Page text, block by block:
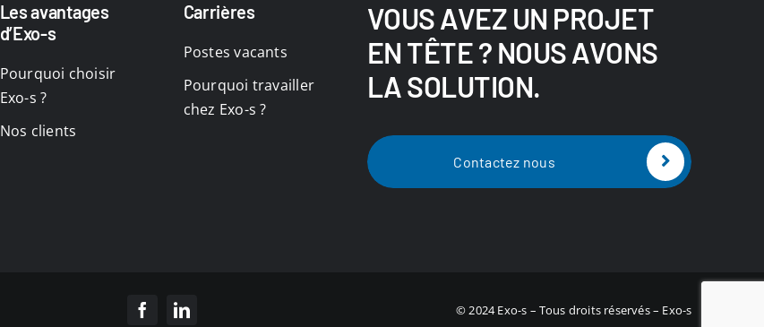
Les avantages
d’Exo-s
Pourquoi choisir
Exo-s ?
Nos clients
Carrières
Postes vacants
Pourquoi travailler
chez Exo-s ?
VOUS AVEZ UN PROJET
EN TÊTE ? NOUS AVONS
LA SOLUTION.
Contactez nous
© 2024 Exo-s – Tous droits réservés – Exo-s